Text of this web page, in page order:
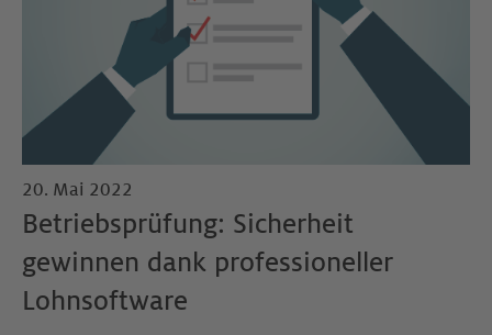
20. Mai 2022
Betriebsprüfung: Sicherheit
gewinnen dank professioneller
Lohnsoftware